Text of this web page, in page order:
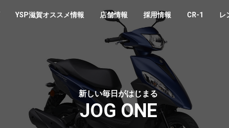
YSP滋賀オススメ情報 店舗情報 採用情報 CR-1 レ
新しい毎日がはじまる
JOG ONE